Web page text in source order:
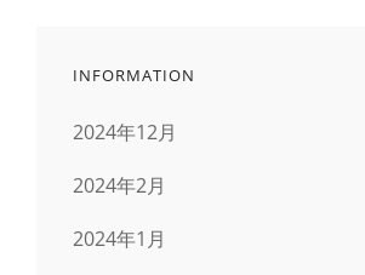
INFORMATION
2024年12月
2024年2月
2024年1月